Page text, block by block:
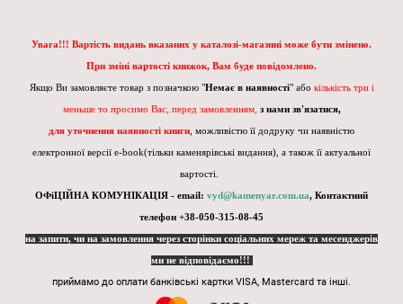
Увага!!! Вартість видань вказаних у каталозі-магазині може бути змінено.
При зміні вартості книжок, Вам буде повідомлено.
Якщо Ви замовляєте товар з позначкою "Немає в наявності" або кількість три і
меньше то просимо Вас, перед замовленням, з нами зв'язатися,
для уточнення наявності книги , можливістю її додруку чи наявністю
електронної версії e-book(тільки каменярівські видання), а також її актуальної
вартості.
ОФіЦІЙНА КОМУНІКАЦІЯ - email: vyd@kamenyar.com.ua, Контактний
телефон +38-050-315-08-45
на запити, чи на замовлення через сторінки соціальних мереж та месенджерів
ми не відповідаємо!!!
приймамо до оплати банківські картки VISA, Mastercard та інші.